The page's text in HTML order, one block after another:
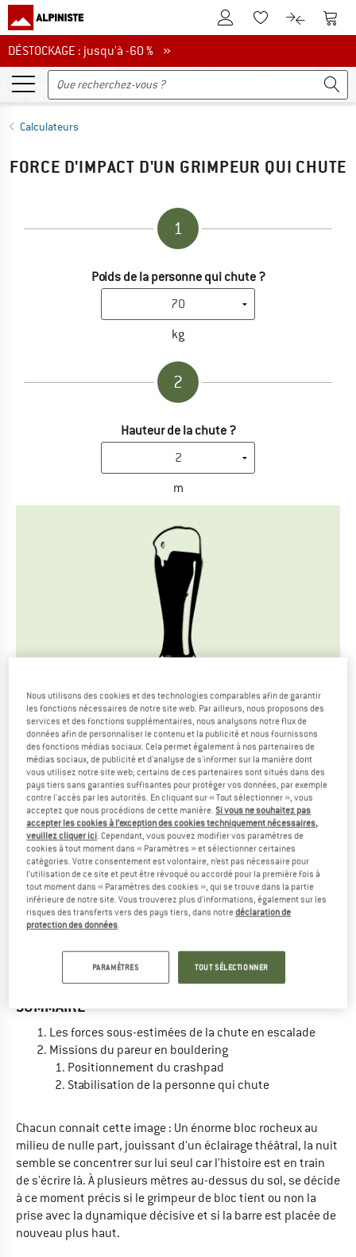
Vers le compte client
Vers la liste
Vers le
DÉSTOCKAGE : jusqu'à -60 %
DÉSTOCKAGE : jusqu'à -60 % »
Calculateurs
FORCE D'IMPACT D'UN GRIMPEUR QUI CHUTE
1
Poids de la personne qui chute ?
kg
2
Hauteur de la chute ?
m
La force d'impact du grimpeur de bloc qui chute
correspond au levage de140kg, ou
7 caisses de bière blanche!
» EN SAVOIR PLUS
» VERS L'APE INDEX
» TOUS LES CALCULATEURS EN ESCALADE
SOMMAIRE
Les forces sous-estimées de la chute en escalade
Missions du pareur en bouldering
Positionnement du crashpad
Stabilisation de la personne qui chute
Chacun connait cette image : Un énorme bloc rocheux au
milieu de nulle part, jouissant d'un éclairage théâtral, la nuit
semble se concentrer sur lui seul car l'histoire est en train
de s'écrire là. À plusieurs mètres au-dessus du sol, se décide
à ce moment précis si le grimpeur de bloc tient ou non la
prise avec la dynamique décisive et si la barre est placée de
nouveau plus haut.
Nous utilisons des cookies et des technologies comparables afin de garantir
les fonctions nécessaires de notre site web. Par ailleurs, nous proposons des
services et des fonctions supplémentaires, nous analysons notre flux de
données afin de personnaliser le contenu et la publicité et nous fournissons
des fonctions médias sociaux. Cela permet également à nos partenaires de
médias sociaux, de publicité et d'analyse de s'informer sur la manière dont
vous utilisez notre site web; certains de ces partenaires sont situés dans des
pays tiers sans garanties suffisantes pour protéger vos données, par exemple
contre l'accès par les autorités. En cliquant sur « Tout sélectionner », vous
acceptez que nous procédions de cette manière.Si vous ne souhaitez pas
accepter les cookies à l’exception des cookies techniquement nécessaires,
veuillez cliquer ici. Cependant, vous pouvez modifier vos paramètres de
cookies à tout moment dans « Paramètres » et sélectionner certaines
catégories. Votre consentement est volontaire, n’est pas nécessaire pour
l’utilisation de ce site et peut être révoqué ou accordé pour la première fois à
tout moment dans « Paramètres des cookies », qui se trouve dans la partie
inférieure de notre site. Vous trouverez plus d'informations, également sur les
risques des transferts vers des pays tiers, dans notredéclaration de
protection des données.
PARAMÈTRES TOUT SÉLECTIONNER